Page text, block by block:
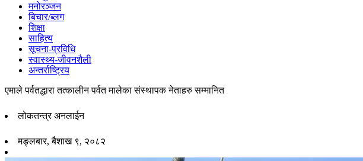
मनोरञ्जन
बिचार/ब्लग
शिक्षा
साहित्य
सूचना-प्रविधि
स्वास्थ्य-जीवनशैली
अन्तर्राष्ट्रिय
एमाले पर्वतद्धारा तत्कालीन पर्वत मालेका संस्थापक नेताहरु सम्मानित
लोकतन्त्र अनलाईन
मङ्लबार, बैशाख ९, २०८२